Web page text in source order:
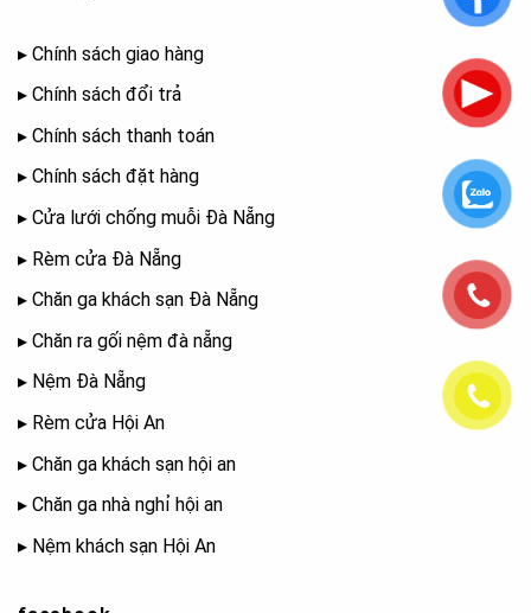
▸ Chính sách giao hàng
▸ Chính sách đổi trả
▸ Chính sách thanh toán
▸ Chính sách đặt hàng
▸ Cửa lưới chống muỗi Đà Nẵng
▸ Rèm cửa Đà Nẵng
▸ Chăn ga khách sạn Đà Nẵng
▸ Chăn ra gối nệm đà nẵng
▸ Nệm Đà Nẵng
▸ Rèm cửa Hội An
▸ Chăn ga khách sạn hội an
▸ Chăn ga nhà nghỉ hội an
▸ Nệm khách sạn Hội An